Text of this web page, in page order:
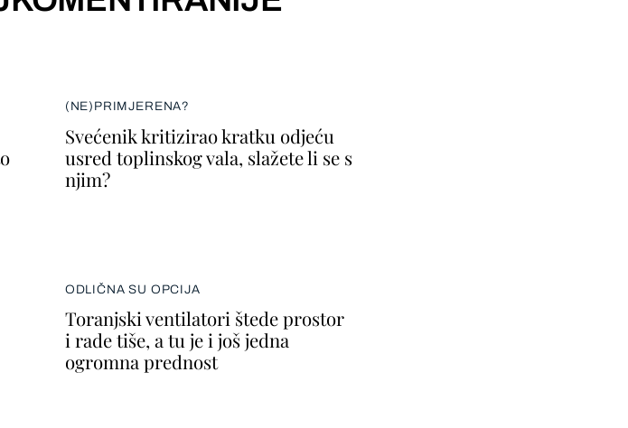
(NE)PRIMJERENA?
Svećenik kritizirao kratku odjeću
usred toplinskog vala, slažete li se s
njim?
ODLIČNA SU OPCIJA
Toranjski ventilatori štede prostor
i rade tiše, a tu je i još jedna
ogromna prednost